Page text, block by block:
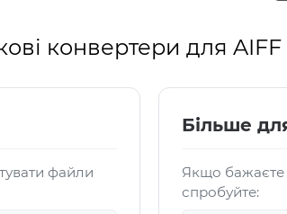
конвертери для AIFF
файли
Більше
Якщо бажаєте
спробуйте: